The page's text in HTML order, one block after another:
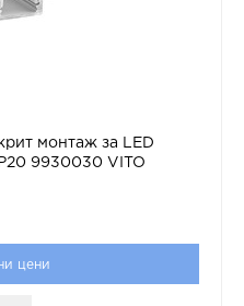
монтаж за LED
9930030 VITO
цени